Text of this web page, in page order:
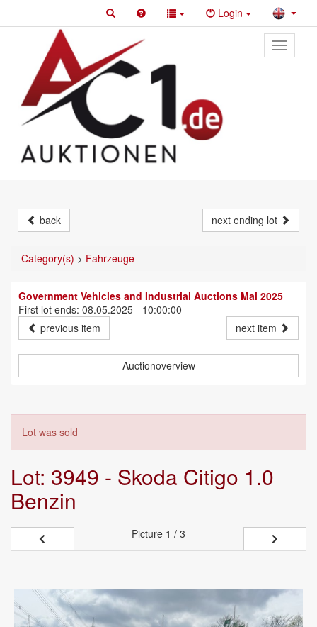
Login
Toggle
primary
back next ending lot
Category(s) > Fahrzeuge
Government Vehicles and Industrial Auctions Mai 2025
First lot ends: 08.05.2025 - 10:00:00
previous item
next item
Auctionoverview
Lot was sold
Lot: 3949 - Skoda Citigo 1.0
Benzin
Picture 1 / 3